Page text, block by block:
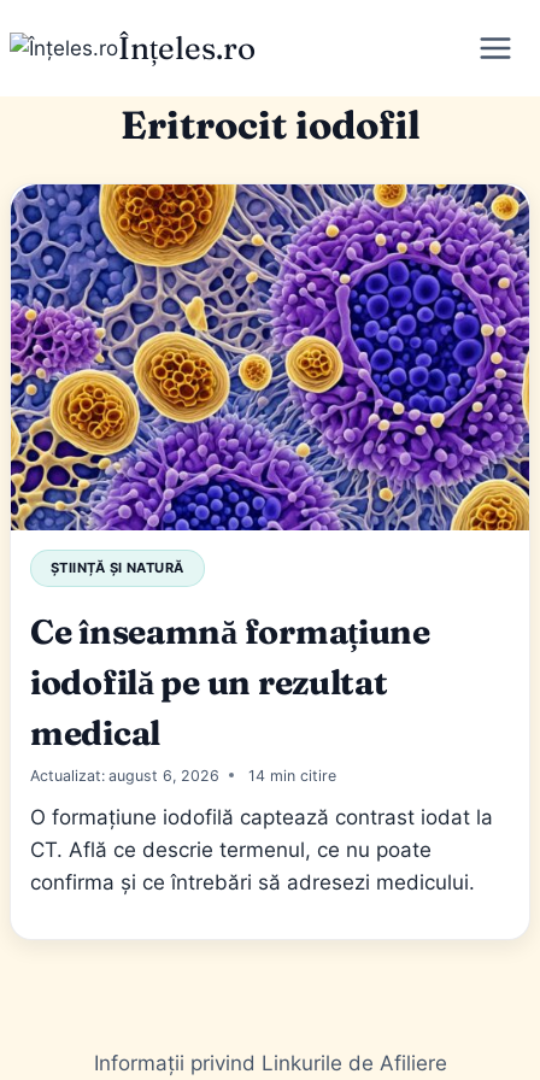
to
Înțeles.ro
Eritrocit iodofil
ȘTIINȚĂ ȘI NATURĂ
Ce înseamnă formațiune
iodofilă pe un rezultat
medical
Actualizat: august 6, 2026 14
O formațiune iodofilă captează contrast iodat la
CT. Află ce descrie termenul, ce nu poate
confirma și ce întrebări să adresezi medicului.
Informații privind Linkurile de Afiliere